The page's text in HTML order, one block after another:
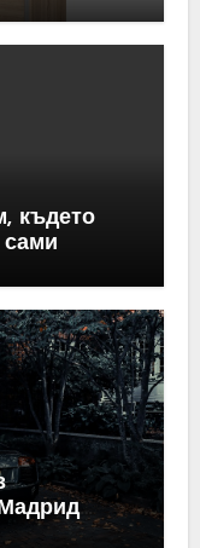
където
сами